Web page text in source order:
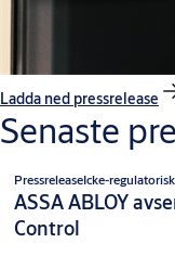
Ladda ned pressrelease
Senaste
PressreleaseIcke-
ASSA ABLOY
Control